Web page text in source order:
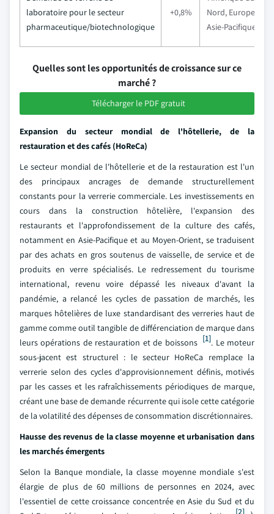
laboratoire pour le secteur
pharmaceutique/biotechnologique
+0,8%
Nord, Europe,
Asie-Pacifique
Quelles sont les opportunités de croissance sur ce
marché ?
Télécharger le PDF gratuit
Expansion du secteur mondial de l'hôtellerie, de la
restauration et des cafés (HoReCa)
Le secteur mondial de l'hôtellerie et de la restauration est l'un
des principaux ancrages de demande structurellement
constants pour la verrerie commerciale. Les investissements en
cours dans la construction hôtelière, l'expansion des
restaurants et l'approfondissement de la culture des cafés,
notamment en Asie-Pacifique et au Moyen-Orient, se traduisent
par des achats en gros soutenus de vaisselle, de service et de
produits en verre spécialisés. Le redressement du tourisme
international, revenu voire dépassé les niveaux d'avant la
pandémie, a relancé les cycles de passation de marchés, les
marques hôtelières de luxe standardisant des verreries haut de
gamme comme outil tangible de différenciation de marque dans
leurs opérations de restauration et de boissons [1]. Le moteur
sous-jacent est structurel : le secteur HoReCa remplace la
verrerie selon des cycles d'approvisionnement définis, motivés
par les casses et les rafraîchissements périodiques de marque,
créant une base de demande récurrente qui isole cette catégorie
de la volatilité des dépenses de consommation discrétionnaires.
Hausse des revenus de la classe moyenne et urbanisation dans
les marchés émergents
Selon la Banque mondiale, la classe moyenne mondiale s'est
élargie de plus de 60 millions de personnes en 2024, avec
l'essentiel de cette croissance concentrée en Asie du Sud et du
[2]